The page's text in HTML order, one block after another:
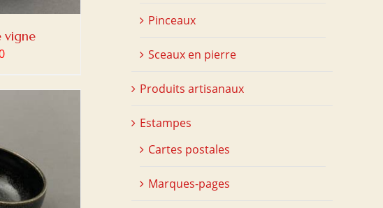
vigne
Pinceaux
Sceaux en pierre
Produits artisanaux
Estampes
Cartes postales
Marques-pages